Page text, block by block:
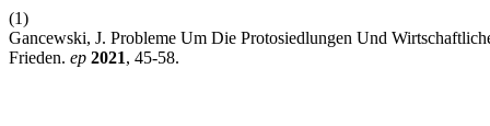
(1)
Gancewski, J. Probleme Um Die Protosiedlungen Und
Frieden. ep 2021, 45-58.